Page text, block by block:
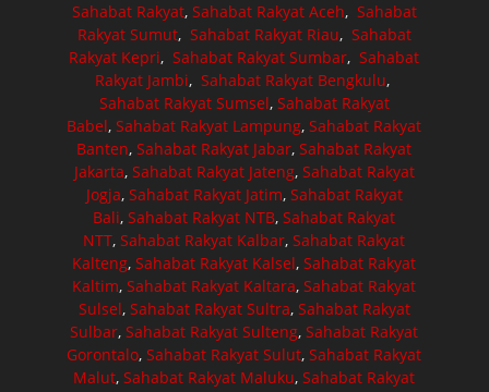
Sahabat Rakyat, Sahabat Rakyat Aceh, Sahabat
Rakyat Sumut, Sahabat Rakyat Riau, Sahabat
Rakyat Kepri,Sahabat Rakyat Sumbar,Sahabat
Rakyat Jambi, Sahabat Rakyat Bengkulu,
Sahabat Rakyat Sumsel, Sahabat Rakyat
Babel,Sahabat Rakyat Lampung,Sahabat Rakyat
Banten,Sahabat Rakyat Jabar,Sahabat Rakyat
Jakarta, Sahabat Rakyat Jateng, Sahabat Rakyat
Jogja, Sahabat Rakyat Jatim, Sahabat Rakyat
Bali,Sahabat Rakyat NTB,Sahabat Rakyat
NTT,Sahabat Rakyat Kalbar,Sahabat Rakyat
Kalteng,Sahabat Rakyat Kalsel,Sahabat Rakyat
Kaltim,Sahabat Rakyat Kaltara,Sahabat Rakyat
Sulsel, Sahabat Rakyat Sultra, Sahabat Rakyat
Sulbar,Sahabat Rakyat Sulteng,Sahabat Rakyat
Gorontalo,Sahabat Rakyat Sulut,Sahabat Rakyat
Malut,Sahabat Rakyat Maluku,Sahabat Rakyat